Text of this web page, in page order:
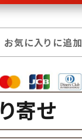
お気に入りに追加
寄せ